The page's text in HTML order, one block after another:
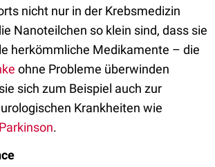
nicht nur in der Krebsmedizin
Nanoteilchen so klein sind, dass sie
herkömmliche Medikamente – die
ohne Probleme überwinden
sich zum Beispiel auch zur
Krankheiten wie
Parkinson.